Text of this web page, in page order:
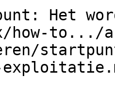
Het
how-to.../